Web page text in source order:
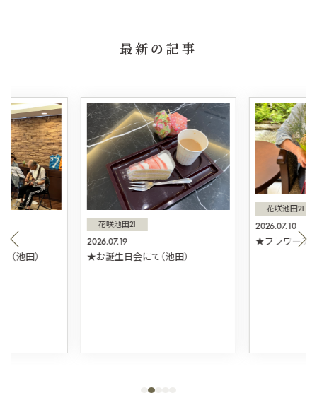
最新の記事
池田）
2026.07.19
花咲池田21
★お誕生日会にて（池田）
2026.07.10
花咲池田21
★フラワーアレ